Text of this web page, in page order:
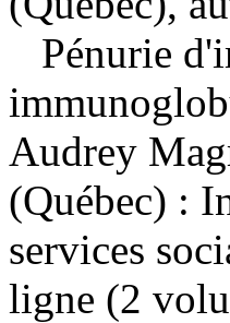
Pénurie
Audrey
(Québec) :
services
ligne (2